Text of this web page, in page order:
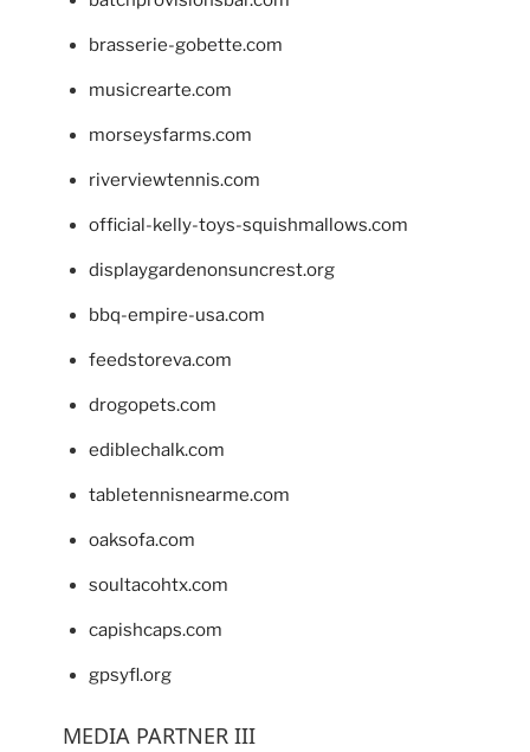
brasserie-gobette.com
musicrearte.com
morseysfarms.com
riverviewtennis.com
official-kelly-toys-squishmallows.com
displaygardenonsuncrest.org
bbq-empire-usa.com
feedstoreva.com
drogopets.com
ediblechalk.com
tabletennisnearme.com
oaksofa.com
soultacohtx.com
capishcaps.com
gpsyfl.org
MEDIA PARTNER III